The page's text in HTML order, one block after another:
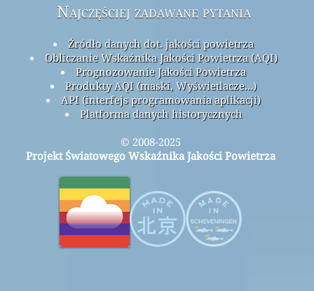
Najczęściej zadawane pytania
Źródło danych dot. jakości powietrza
Obliczanie Wskaźnika Jakości Powietrza (AQI)
Prognozowanie Jakości Powietrza
Produkty AQI (maski, Wyświetlacze...)
API (interfejs programowania aplikacji)
Platforma danych historycznych
© 2008-2025
Projekt Światowego Wskaźnika Jakości Powietrza